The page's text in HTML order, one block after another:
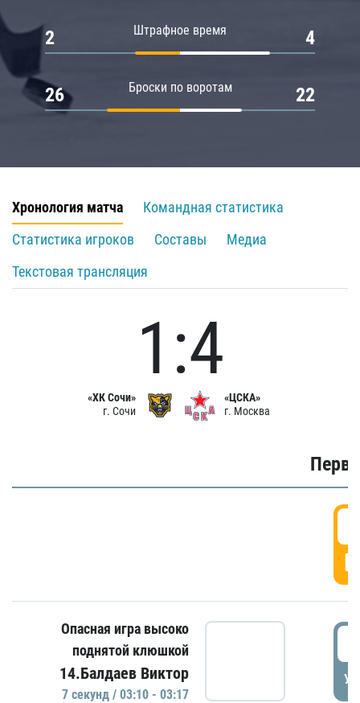
Штрафное время
2 4
Броски по воротам
26 22
Хронология матча
Командная статистика
Статистика игроков
Составы
Медиа
Текстовая трансляция
«ХК Сочи»
г. Сочи
1:4
«ЦСКА»
г. Москва
Опасная игра высоко
поднятой клюшкой
14.Балдаев Виктор
7 секунд / 03:10 - 03:17